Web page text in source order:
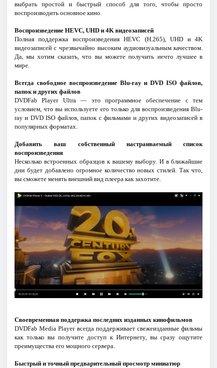
выбрать простой и быстрый способ для того, чтобы просто
воспроизводить основное кино.
Воспроизведение HEVC, UHD и 4K видеозаписей
Полная поддержка воспроизведения HEVC (H.265), UHD и 4K
видеозаписей с чрезвычайно высоким аудиовизуальным качеством.
Да, мы хотим сказать, что вы можете получить нечто лучшее в
мире.
Всегда свободное воспроизведение Blu-ray и DVD ISO файлов,
папок и других файлов
DVDFab Player Ultra — это программное обеспечение с тем
условием, что вы используете его только для воспроизведения Blu-
ray и DVD ISO файлов, папок с фильмами и других видеозаписей в
популярных форматах.
Добавить ваш собственный настраиваемый список
воспроизведения
Несколько встроенных образцов к вашему выбору. И в ближайшие
дни будет добавлено огромное количество новых стилей. Так что,
вы сможете менять внешний вид плеера как захотите.
Своевременная поддержка последних изданных кинофильмов
DVDFab Media Player всегда поддерживает свежеизданные фильмы
как только вы получите доступ к Интернету, вы сразу ощутите
преимущества его мощного сервера.
Быстрый и точный предварительный просмотр миниатюр